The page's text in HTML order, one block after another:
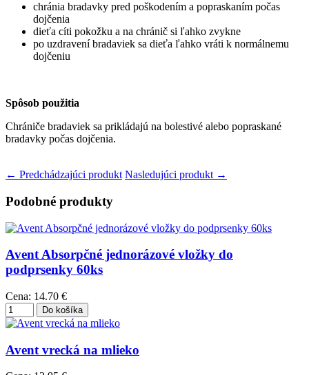
chránia bradavky pred poškodením a popraskaním počas
dojčenia
dieťa cíti pokožku a na chránič si ľahko zvykne
po uzdravení bradaviek sa dieťa ľahko vráti k normálnemu
dojčeniu
Spôsob použitia
Chrániče bradaviek sa prikládajú na bolestivé alebo popraskané
bradavky počas dojčenia.
← Predchádzajúci produkt Nasledujúci produkt →
Podobné produkty
Avent Absorpčné jednorázové vložky do
podprsenky 60ks
Cena: 14.70 €
Avent vrecká na mlieko